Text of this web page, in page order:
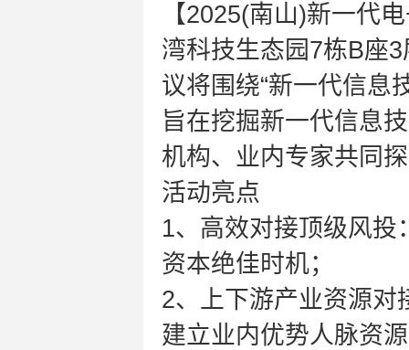
【2025(南山)新一代
湾科技生态园7栋B座
议将围绕“新一代信息
旨在挖掘新一代信息
机构、业内专家共同
活动亮点
1、高效对接顶级风投
资本绝佳时机；
2、上下游产业资源对
建立业内优势人脉资